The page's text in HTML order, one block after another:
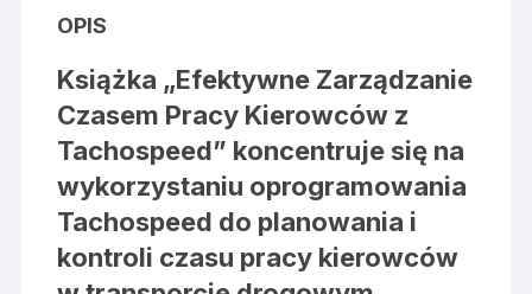
na
programu
Tachospeed
-
produktu
firmy
Infolab
OPIS
Książka „Efektywne Zarządzanie
Czasem Pracy Kierowców z
Tachospeed” koncentruje się na
wykorzystaniu oprogramowania
Tachospeed do planowania i
kontroli czasu pracy kierowców